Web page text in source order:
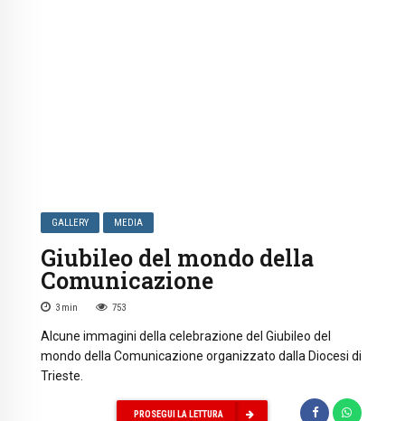
GALLERY MEDIA
Giubileo del mondo della
Comunicazione
3 min 753
Alcune immagini della celebrazione del Giubileo del
mondo della Comunicazione organizzato dalla Diocesi di
Trieste.
PROSEGUI LA LETTURA